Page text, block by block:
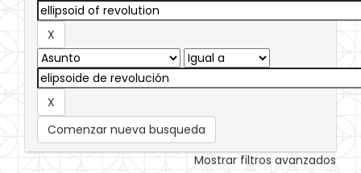
Comenzar nueva busqueda
Mostrar filtros avanzados